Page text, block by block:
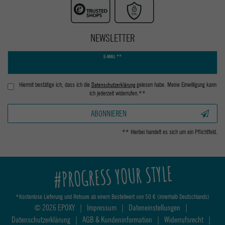
NEWSLETTER
E-MAIL **
Hiermit bestätige ich, dass ich die Daten­schutz­erklärunggelesen habe. Meine Einwilligung kann
ich jederzeit widerrufen.**
ABONNIEREN
** Hierbei handelt es sich um ein Pflichtfeld.
#PROGRESS YOUR STYLE
*Kostenlose Lieferung und Retoure ab einem Bestellwert von 50 € (innerhalb Deutschlands)
© 2026 EPOXY | Impressum | Dateneinstellungen |
Datenschutzerklärung | AGB & Kundeninformation | Widerrufsrecht |